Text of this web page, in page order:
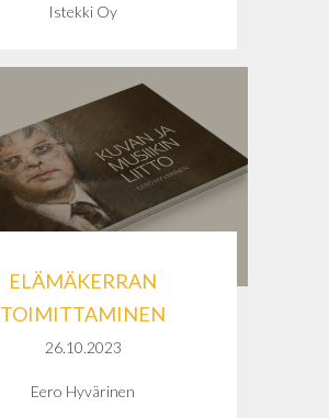
Istekki Oy
ELÄMÄKERRAN
TOIMITTAMINEN
26.10.2023
Eero Hyvärinen